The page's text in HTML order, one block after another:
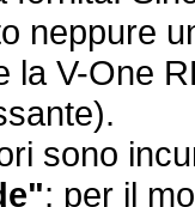
neppure
la V-One
sono
; per il